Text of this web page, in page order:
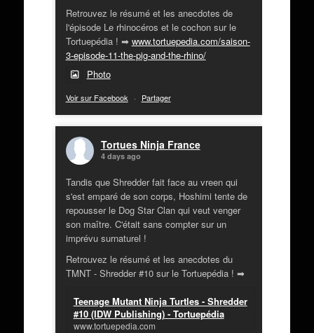
Retrouvez le résumé et les anecdotes de
l'épisode Le rhinocéros et le cochon sur le
Tortuepédia ! ➡ www.tortuepedia.com/saison-
3-episode-11-the-pig-and-the-rhino/
Photo
Voir sur Facebook · Partager
Tortues Ninja France
4 days ago
Tandis que Shredder fait face au vreen qui
s'est emparé de son corps, Hoshimi tente de
repousser le Dog Star Clan qui veut venger
son maître. C'était sans compter sur un
imprévu surnaturel !
Retrouvez le résumé et les anecdotes du
TMNT - Shredder #10 sur le Tortuepédia ! ➡
Teenage Mutant Ninja Turtles - Shredder
#10 (IDW Publishing) - Tortuepédia
www.tortuepedia.com